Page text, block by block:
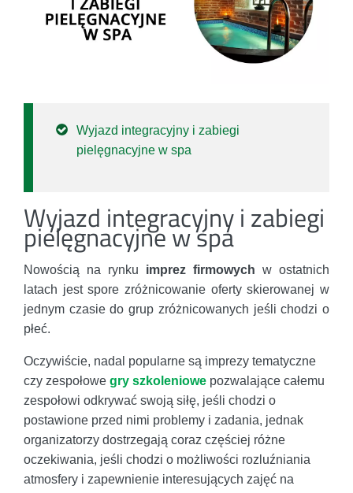
Wyjazd integracyjny i zabiegi
pielęgnacyjne w spa
Wyjazd integracyjny i zabiegi
pielęgnacyjne w spa
Nowością na rynku imprez firmowych w ostatnich
latach jest spore zróżnicowanie oferty skierowanej w
jednym czasie do grup zróżnicowanych jeśli chodzi o
płeć.
Oczywiście, nadal popularne są imprezy tematyczne
czy zespołowe gry szkoleniowe pozwalające całemu
zespołowi odkrywać swoją siłę, jeśli chodzi o
postawione przed nimi problemy i zadania, jednak
organizatorzy dostrzegają coraz częściej różne
oczekiwania, jeśli chodzi o możliwości rozluźniania
atmosfery i zapewnienie interesujących zajęć na